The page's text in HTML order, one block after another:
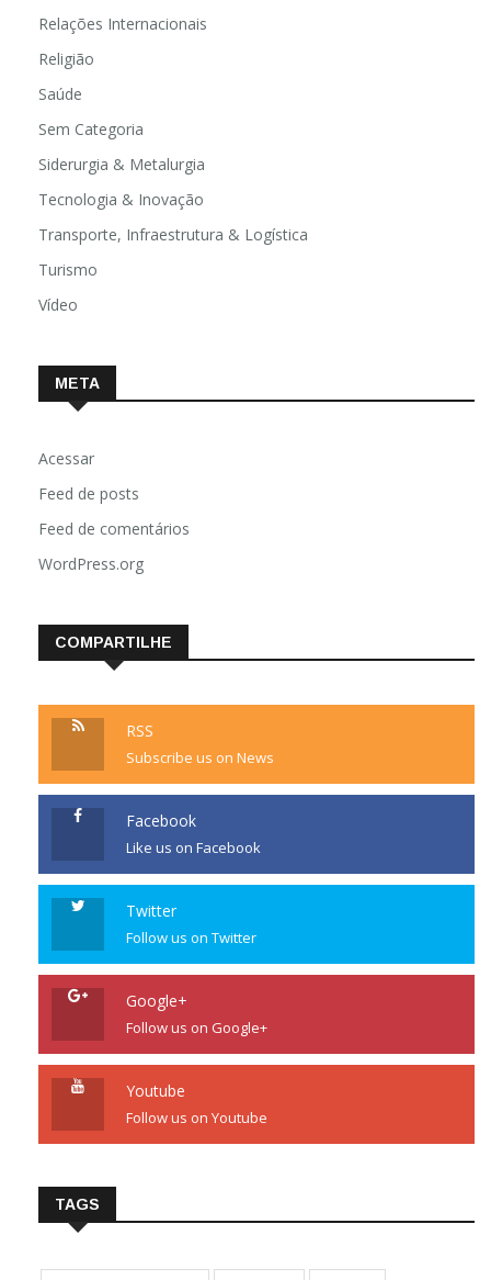
Relações Internacionais
Religião
Saúde
Sem Categoria
Siderurgia & Metalurgia
Tecnologia & Inovação
Transporte, Infraestrutura & Logística
Turismo
Vídeo
META
Acessar
Feed de posts
Feed de comentários
WordPress.org
COMPARTILHE
RSS
Subscribe us on News
Facebook
Like us on Facebook
Twitter
Follow us on Twitter
Google+
Follow us on Google+
Youtube
Follow us on Youtube
TAGS